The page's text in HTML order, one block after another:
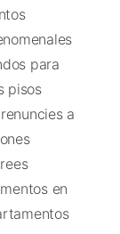
para
pisos
a
en